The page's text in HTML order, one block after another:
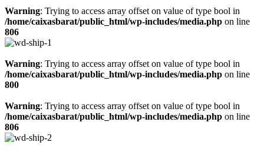
Warning: Trying to access array offset on value of type bool in
/home/caixasbarat/public_html/wp-includes/media.php on line
806
Warning: Trying to access array offset on value of type bool in
/home/caixasbarat/public_html/wp-includes/media.php on line
800
Warning: Trying to access array offset on value of type bool in
/home/caixasbarat/public_html/wp-includes/media.php on line
806